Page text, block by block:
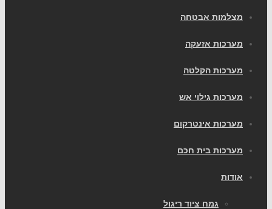
מצלמות אבטחה
מערכות אזעקה
מערכות הקלטה
מערכות גילוי אש
מערכות אינטרקום
מערכות בית חכם
אודות
גמח ציוד ריגול